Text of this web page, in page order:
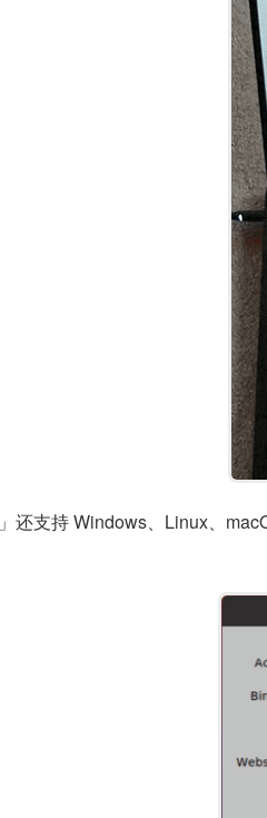
还支持 Windows、Linux、